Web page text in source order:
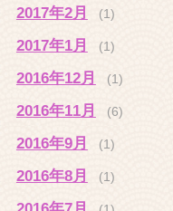
2017年2月 (1)
2017年1月 (1)
2016年12月 (1)
2016年11月 (6)
2016年9月 (1)
2016年8月 (1)